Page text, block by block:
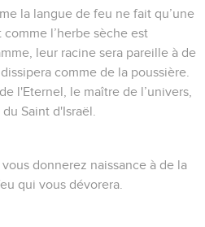
la langue de feu ne fait qu’une
l’herbe sèche est
leur racine sera pareille à de
comme de la poussière.
l'Eternel, le maître de l’univers,
Saint d'Israël.
donnerez naissance à de la
qui vous dévorera.